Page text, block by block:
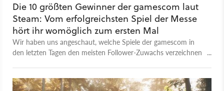
Die 10 größten Gewinner der gamescom laut
Steam: Vom erfolgreichsten Spiel der Messe
hört ihr womöglich zum ersten Mal
Wir haben uns angeschaut, welche Spiele der gamescom in
den letzten Tagen den meisten Follower-Zuwachs verzeichnen